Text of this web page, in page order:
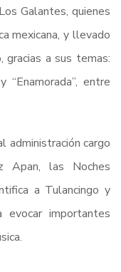
Galantes, quienes
mexicana, y llevado
a sus temas:
“Enamorada”, entre
administración cargo
Apan, las Noches
a Tulancingo y
importantes